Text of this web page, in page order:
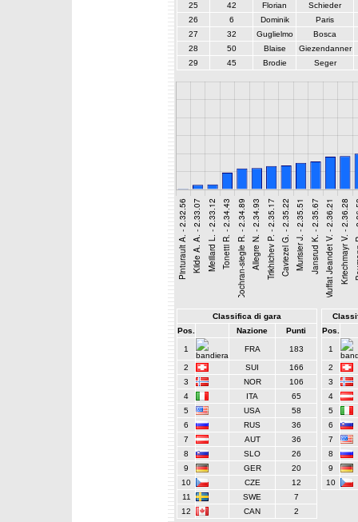
25
42 Florian
Schieder
26
6 Dominik
Paris
27
32 Guglielmo
Bosca
28
50 Blaise
Giezendanner
29
45 Brodie Seger
Classifica di gara
Pos.
Nazione Punti
1 FRA 183
2 SUI
166
3
NOR
106
4
ITA
65
5
USA
58
6
RUS
36
7
AUT
36
8
SLO
26
9
GER
20
10
CZE
12
11
SWE
7
12
CAN 2
Pos.
1
2
3
4
5
6
7
8
9
10